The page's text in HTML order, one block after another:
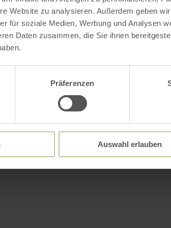
Website zu analysieren. Außerdem geben
für soziale Medien, Werbung und Analysen
Daten zusammen, die Sie ihnen
Präferenzen
Auswahl erlauben